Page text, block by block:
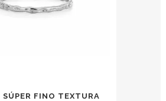
FINO TEXTURA